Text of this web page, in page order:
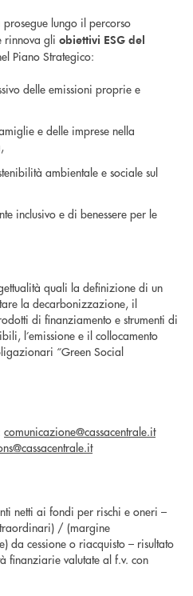
prosegue lungo il percorso
rinnova gli obiettivi ESG del
Piano Strategico:
delle emissioni proprie e
e delle imprese nella
ambientale e sociale sul
inclusivo e di benessere per le
quali la definizione di un
la decarbonizzazione, il
di finanziamento e strumenti di
l’emissione e il collocamento
“Green Social
comunicazione@cassacentrale.it
netti ai fondi per rischi e oneri –
/ (margine
da cessione o riacquisto – risultato
finanziarie valutate al f.v. con